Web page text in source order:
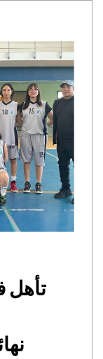
تأهل